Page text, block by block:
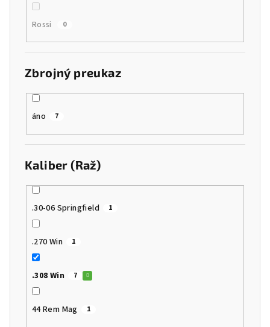
Rossi 0
Zbrojný preukaz
áno 7
Kaliber (Raž)
.30-06 Springfield 1
.270 Win 1
.308 Win 7
44 Rem Mag 1